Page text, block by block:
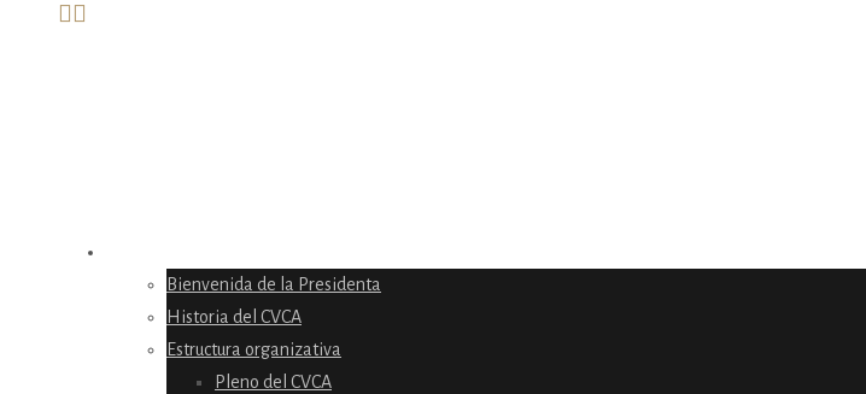
Bienvenida de la Presidenta
Historia del CVCA
Estructura organizativa
Pleno del CVCA